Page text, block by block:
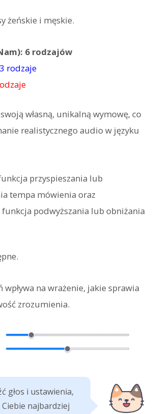
żeńskie i męskie.
6 rodzajów
rodzaje
własną, unikalną wymowę, co
realistycznego audio w języku
przyspieszania lub
tempa mówienia oraz
funkcja podwyższania lub obniżania
na wrażenie, jakie sprawia
zrozumienia.
głos i ustawienia,
najbardziej